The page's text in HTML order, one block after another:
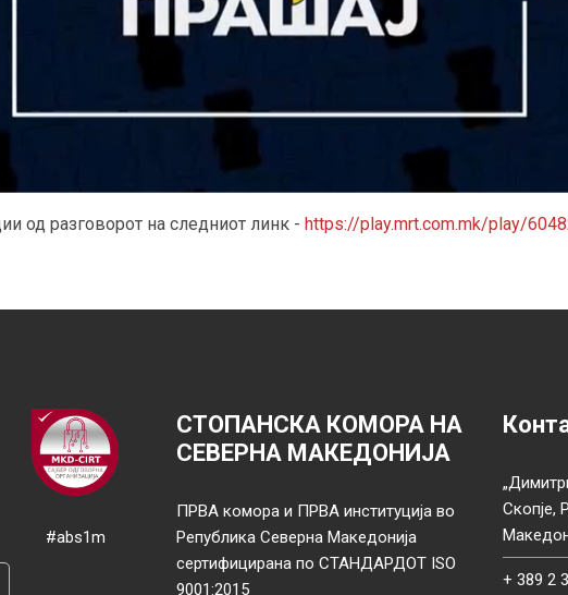
од разговорот на следниот линк - https://play.mrt.com.mk/play/
#abs1m
СТОПАНСКА КОМОРА НА
СЕВЕРНА МАКЕДОНИЈА
ПРВА комора и ПРВА институција во
Република Северна Македонија
сертифицирана по СТАНДАРДОТ ISO
9001:2015
Скопје,
+ 389 2